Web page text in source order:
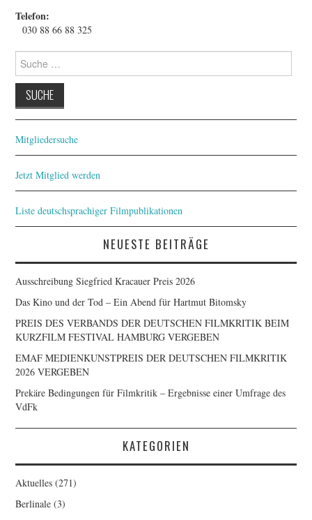
Telefon:
030 88 66 88 325
Suche
nach:
Mitgliedersuche
Jetzt Mitglied werden
Liste deutschsprachiger Filmpublikationen
NEUESTE BEITRÄGE
Ausschreibung Siegfried Kracauer Preis 2026
Das Kino und der Tod – Ein Abend für Hartmut Bitomsky
PREIS DES VERBANDS DER DEUTSCHEN FILMKRITIK BEIM
KURZFILM FESTIVAL HAMBURG VERGEBEN
EMAF MEDIENKUNSTPREIS DER DEUTSCHEN FILMKRITIK
2026 VERGEBEN
Prekäre Bedingungen für Filmkritik – Ergebnisse einer Umfrage des
VdFk
KATEGORIEN
Aktuelles (271)
Berlinale (3)